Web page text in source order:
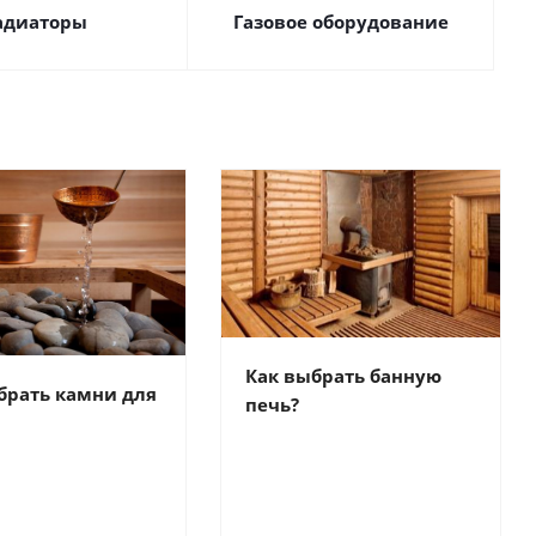
Газовое оборудование
камни для
Как выбрать банную
печь?